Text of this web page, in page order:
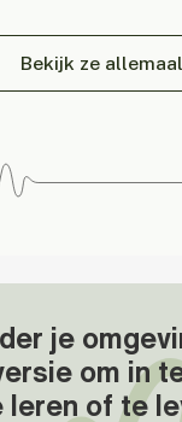
Bekijk ze allemaal
je
om in
leren of te